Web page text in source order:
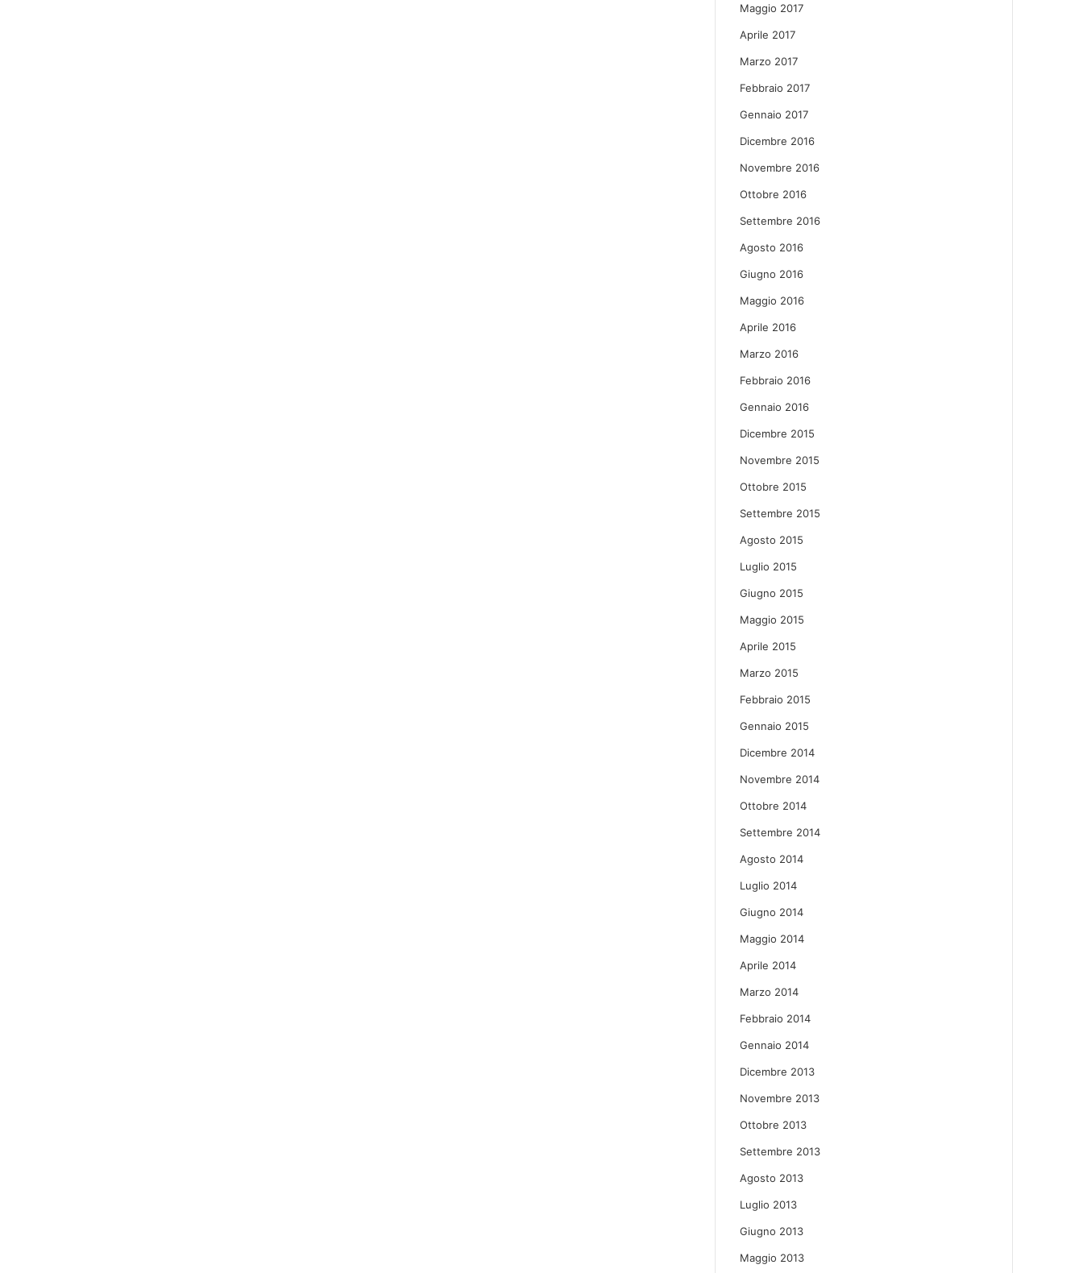
Maggio 2017
Aprile 2017
Marzo 2017
Febbraio 2017
Gennaio 2017
Dicembre 2016
Novembre 2016
Ottobre 2016
Settembre 2016
Agosto 2016
Giugno 2016
Maggio 2016
Aprile 2016
Marzo 2016
Febbraio 2016
Gennaio 2016
Dicembre 2015
Novembre 2015
Ottobre 2015
Settembre 2015
Agosto 2015
Luglio 2015
Giugno 2015
Maggio 2015
Aprile 2015
Marzo 2015
Febbraio 2015
Gennaio 2015
Dicembre 2014
Novembre 2014
Ottobre 2014
Settembre 2014
Agosto 2014
Luglio 2014
Giugno 2014
Maggio 2014
Aprile 2014
Marzo 2014
Febbraio 2014
Gennaio 2014
Dicembre 2013
Novembre 2013
Ottobre 2013
Settembre 2013
Agosto 2013
Luglio 2013
Giugno 2013
Maggio 2013